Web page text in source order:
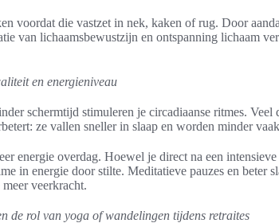
voordat die vastzet in nek, kaken of rug. Door
van lichaamsbewustzijn en ontspanning lichaam
en energieniveau
schermtijd stimuleren je circadiaanse ritmes. Veel
ze vallen sneller in slaap en worden minder
energie overdag. Hoewel je direct na een
in energie door stilte. Meditatieve pauzes en beter
veerkracht.
de rol van yoga of wandelingen tijdens retraites